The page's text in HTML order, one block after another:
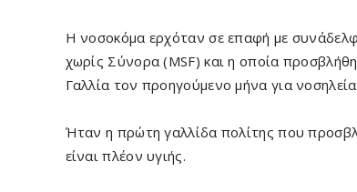
Η νοσοκόμα ερχόταν σε επαφή με
χωρίς Σύνορα (MSF) και η οποία
Γαλλία τον προηγούμενο μήνα για νοσηλεία.
Ήταν η πρώτη γαλλίδα πολίτης που
είναι πλέον υγιής.